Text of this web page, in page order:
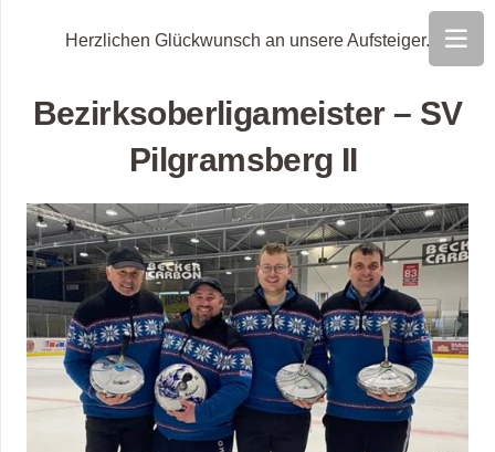
Herzlichen Glückwunsch an unsere Aufsteiger.
Bezirksoberligameister – SV
Pilgramsberg II